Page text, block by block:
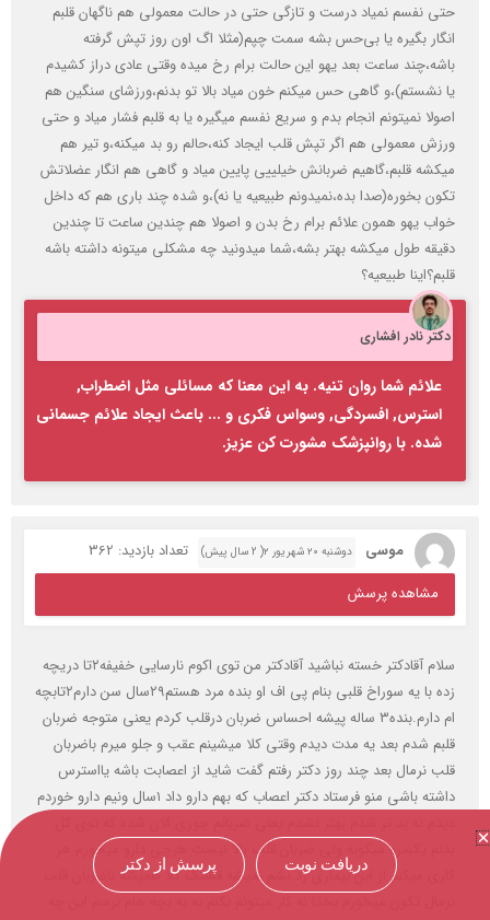
حتی نفسم نمیاد درست و تازگی حتی در حالت معمولی هم ناگهان قلبم
انگار بگیره یا بی‌حس بشه سمت چپم(مثلا اگ اون روز تپش گرفته
باشه،چند ساعت بعد یهو این حالت برام رخ میده وقتی عادی دراز کشیدم
یا نشستم)،و گاهی حس میکنم خون میاد بالا تو بدنم،ورزشای سنگین هم
اصولا نمیتونم انجام بدم و سریع نفسم میگیره یا به قلبم فشار میاد و حتی
ورزش معمولی هم اگر تپش قلب ایجاد کنه،حالم رو بد میکنه،و تیر هم
میکشه قلبم،گاهیم ضربانش خیلییی پایین میاد و گاهی هم انگار عضلاتش
تکون بخوره(صدا بده،نمیدونم طبیعیه یا نه)،و شده چند باری هم که داخل
خواب یهو همون علائم برام رخ بدن و اصولا هم چندین ساعت تا چندین
دقیقه طول میکشه بهتر بشه،شما میدونید چه مشکلی میتونه داشته باشه
قلبم؟اینا طبیعیه؟
دکتر نادر افشاری
علائم شما روان تنیه. به این معنا که مسائلی مثل اضطراب,
استرس, افسردگی, وسواس فکری و ... باعث ایجاد علائم جسمانی
شده. با روانپزشک مشورت کن عزیز.
موسی دوشنبه ۲۰ شهریور ۲( 2 سال پیش)
تعداد بازدید: 362
مشاهده پرسش
سلام آقادکتر خسته نباشید آقادکتر من توی اکوم نارسایی خفیفه۲تا دریچه
زده با یه سوراخ قلبی بنام پی اف او بنده مرد هستم۲۹سال سن دارم۲تابچه
ام دارم.بنده۳ ساله پیشه احساس ضربان درقلب کردم یعنی متوجه ضربان
قلبم شدم بعد یه مدت دیدم وقتی کلا میشینم عقب و جلو میرم باضربان
قلب نرمال بعد چند روز دکتر رفتم گفت شاید از اعصابت باشه یااسترس
داشته باشی منو فرستاد دکتر اعصاب که بهم دارو داد ۱سال ونیم دارو خوردم
بدنم یکسره میکوبه ولی ضربان قلب بالا نیست هرچی دارو میخورم هر
کاری میکنم از این بیماری رد بشم نمیشه قشنگ کلا همیشه باضربان قلب
دریافت نوبت پرسش از دکتر